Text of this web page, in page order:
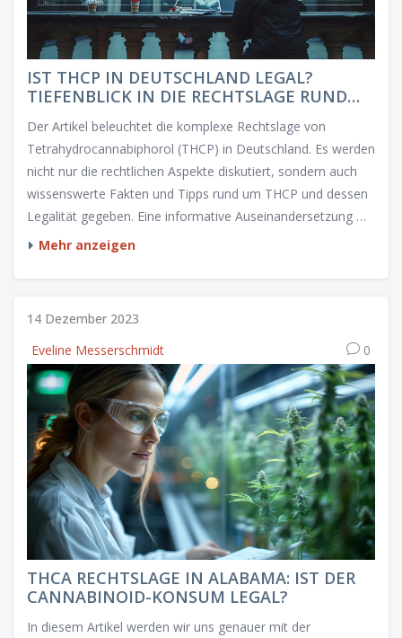
IST THCP IN DEUTSCHLAND LEGAL?
TIEFENBLICK IN DIE RECHTSLAGE RUND
Der Artikel beleuchtet die komplexe Rechtslage von
Tetrahydrocannabiphorol (THCP) in Deutschland. Es werden
nicht nur die rechtlichen Aspekte diskutiert, sondern auch
wissenswerte Fakten und Tipps rund um THCP und dessen
Legalität gegeben. Eine informative Auseinandersetzung mit
der aktuellen Situation und künftigen Entwicklungen in
Mehr anzeigen
14 Dezember 2023
Eveline Messerschmidt
0
THCA RECHTSLAGE IN ALABAMA: IST DER
CANNABINOID-KONSUM LEGAL?
In diesem Artikel werden wir uns genauer mit der